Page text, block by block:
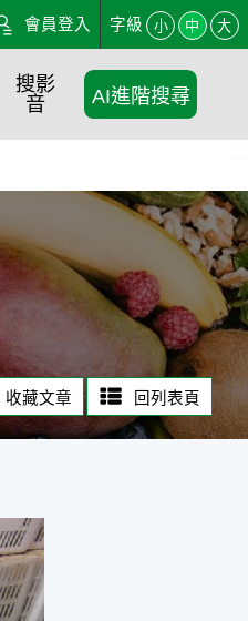
會員登入 字級 小 中 大
搜影
音
AI進階搜尋
收藏文章 回列表頁